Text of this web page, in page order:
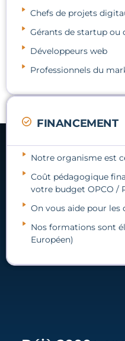
Chefs de projets
Gérants de startup ou
Développeurs web
Professionnels du
FINANCEMENT
Notre organisme est
Coût pédagogique
votre budget OPCO /
On vous aide pour
Nos formations sont
Européen)